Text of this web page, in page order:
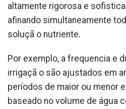
altamente rigorosa e
afinando simultaneamente
soluçã o nutriente.
Por exemplo, a frequencia e
irrigaçã o são ajustados em
períodos de maior ou menor
baseado no volume de água